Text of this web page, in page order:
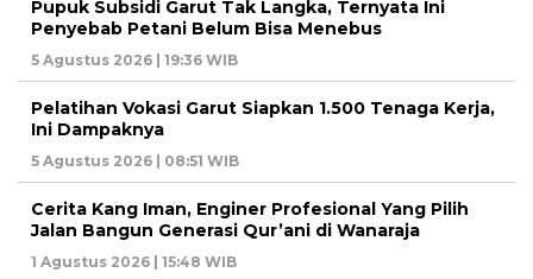
Pupuk Subsidi Garut Tak Langka, Ternyata Ini
Penyebab Petani Belum Bisa Menebus
5 Agustus 2026 | 19:36 WIB
Pelatihan Vokasi Garut Siapkan 1.500 Tenaga Kerja,
Ini Dampaknya
5 Agustus 2026 | 08:51 WIB
Cerita Kang Iman, Enginer Profesional Yang Pilih
Jalan Bangun Generasi Qur’ani di Wanaraja
1 Agustus 2026 | 15:48 WIB